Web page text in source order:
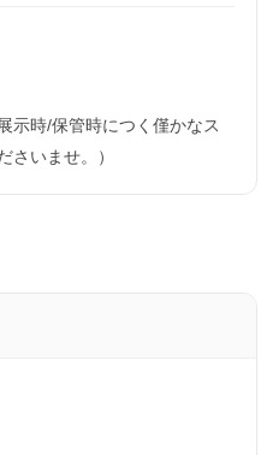
示時/保管時につく僅かなス
さいませ。）